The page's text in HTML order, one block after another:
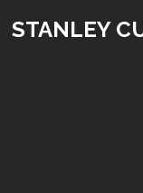
STANLEY